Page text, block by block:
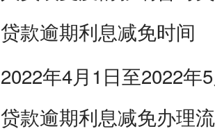
贷款逾期利息减免时间
2022年4月1日至2022年
贷款逾期利息减免办理